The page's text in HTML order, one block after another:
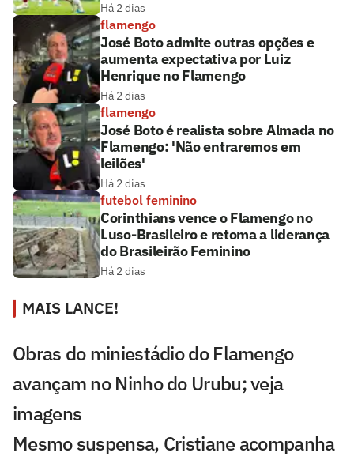
Há 2 dias
flamengo
José Boto admite outras opções e
aumenta expectativa por Luiz
Henrique no Flamengo
Há 2 dias
flamengo
José Boto é realista sobre Almada no
Flamengo: 'Não entraremos em
leilões'
Há 2 dias
futebol feminino
Corinthians vence o Flamengo no
Luso-Brasileiro e retoma a liderança
do Brasileirão Feminino
Há 2 dias
MAIS LANCE!
Obras do miniestádio do Flamengo
avançam no Ninho do Urubu; veja
imagens
Mesmo suspensa, Cristiane acompanha